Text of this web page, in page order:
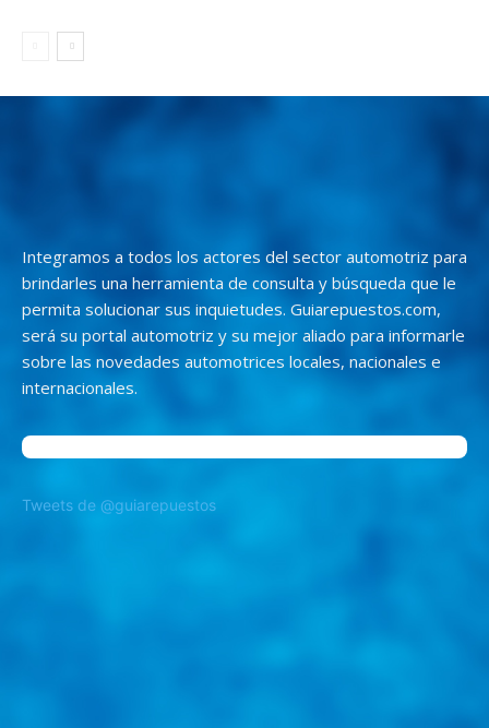
Integramos a todos los actores del sector automotriz para
brindarles una herramienta de consulta y búsqueda que le
permita solucionar sus inquietudes. Guiarepuestos.com,
será su portal automotriz y su mejor aliado para informarle
sobre las novedades automotrices locales, nacionales e
internacionales.
Tweets de @guiarepuestos